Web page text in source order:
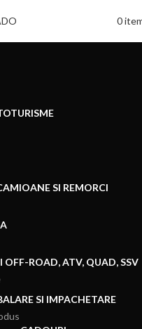
0
SI REMORCI
OFF-ROAD, ATV, QUAD, SSV
SI IMPACHETARE